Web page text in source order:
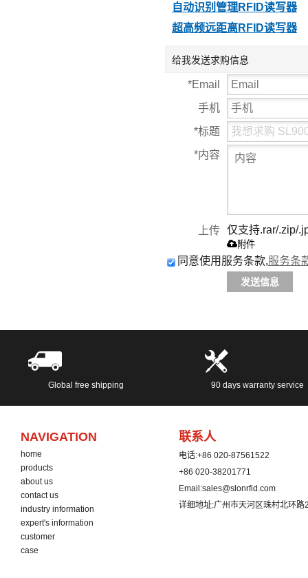
自动识别管理RFID读写器
超高频远距离RFID读写器
给我发送求购信息
*Email
手机
*标题
*内容
上传 仅支持.rar/.zip/
附件
同意使用服务条款,服务条
发送信息
Global free shipping 90 days warranty service
NAVIGATION
home
products
about us
contact us
industry information
expert's information
customer
case
联系人
电话:+86 020-87561522
+86 020-38201771
Email:sales@slonrfid.com
详细地址:广州市天河区珠村北环